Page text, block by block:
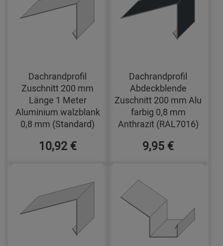
Dachrandprofil
Zuschnitt 200 mm
Länge 1 Meter
Aluminium walzblank
0,8 mm (Standard)
10,92 €
Dachrandprofil
Abdeckblende
Zuschnitt 200 mm Alu
farbig 0,8 mm
Anthrazit (RAL7016)
9,95 €